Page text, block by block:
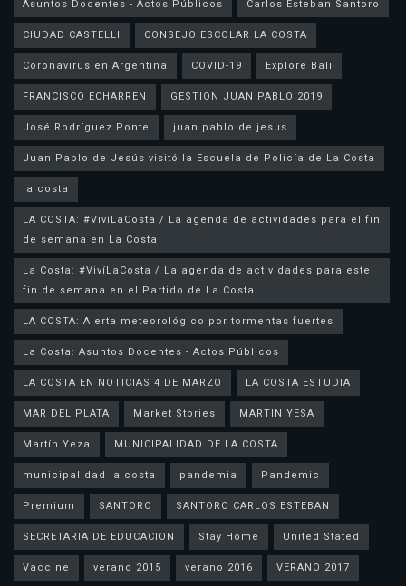
Asuntos Docentes - Actos Públicos
Carlos Esteban Santoro
CIUDAD CASTELLI
CONSEJO ESCOLAR LA COSTA
Coronavirus en Argentina
COVID-19
Explore Bali
FRANCISCO ECHARREN
GESTION JUAN PABLO 2019
José Rodríguez Ponte
juan pablo de jesus
la costa
LA COSTA: #VivíLaCosta / La agenda de actividades para el fin
de semana en La Costa
La Costa: #VivíLaCosta / La agenda de actividades para este
fin de semana en el Partido de La Costa
LA COSTA: Alerta meteorológico por tormentas fuertes
La Costa: Asuntos Docentes - Actos Públicos
LA COSTA EN NOTICIAS 4 DE MARZO
LA COSTA ESTUDIA
MAR DEL PLATA
Market Stories
MARTIN YESA
Martín Yeza
MUNICIPALIDAD DE LA COSTA
municipalidad la costa
pandemia
Pandemic
Premium
SANTORO
SANTORO CARLOS ESTEBAN
SECRETARIA DE EDUCACION
Stay Home
United Stated
Vaccine
verano 2015 verano 2016 VERANO 2017